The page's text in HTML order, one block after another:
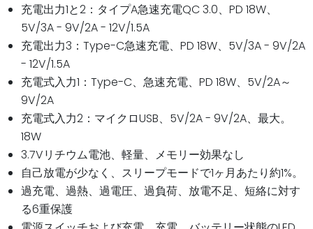
充電出力1と2：タイプA急速充電QC 3.0、PD 18W、
5V/3A - 9V/2A - 12V/1.5A
充電出力3：Type-C急速充電、PD 18W、5V/3A - 9V/2A
- 12V/1.5A
充電式入力1：Type-C、急速充電、PD 18W、5V/2A～
9V/2A
充電式入力2：マイクロUSB、5V/2A - 9V/2A、最大。
18W
3.7Vリチウム電池、軽量、メモリー効果なし
自己放電が少なく、スリープモードで1ヶ月あたり約1%。
過充電、過熱、過電圧、過負荷、放電不足、短絡に対す
る6重保護